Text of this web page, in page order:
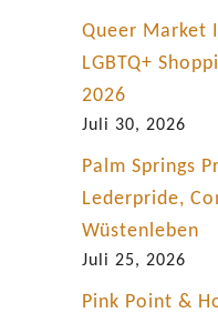
Queer Market
LGBTQ+
2026
Juli 30, 2026
Palm Springs
Lederpride,
Wüstenleben
Juli 25, 2026
Pink Point &